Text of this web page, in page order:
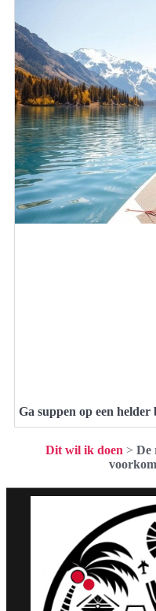
Ga suppen op een helder
Dit wil ik doen > De